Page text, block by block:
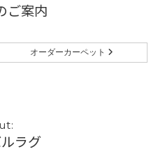
ご案内
オーダーカーペット
ラグ